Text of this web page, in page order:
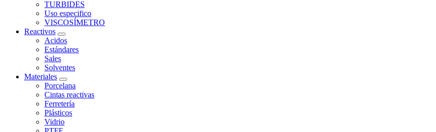
TURBIDES
Uso especifico
VISCOSÍMETRO
Reactivos
Acidos
Estándares
Sales
Solventes
Materiales
Porcelana
Cintas reactivas
Ferretería
Plásticos
Vidrio